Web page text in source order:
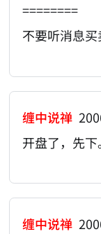
========
不要听消息买
缠中说禅
开盘了，先下
缠中说禅